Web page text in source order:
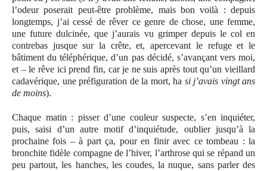
l’odeur poserait peut-être problème, mais bon voilà : depuis
longtemps, j’ai cessé de rêver ce genre de chose, une femme,
une future dulcinée, que j’aurais vu grimper depuis le col en
contrebas jusque sur la crête, et, apercevant le refuge et le
bâtiment du téléphérique, d’un pas décidé, s’avançant vers moi,
et – le rêve ici prend fin, car je ne suis après tout qu’un vieillard
cadavérique, une préfiguration de la mort, ha si j’avais vingt ans
de moins).
Chaque matin : pisser d’une couleur suspecte, s’en inquiéter,
puis, saisi d’un autre motif d’inquiétude, oublier jusqu’à la
prochaine fois – à part ça, pour en finir avec ce tombeau : la
bronchite fidèle compagne de l’hiver, l’arthrose qui se répand un
peu partout, les hanches, les coudes, la nuque, sans parler des